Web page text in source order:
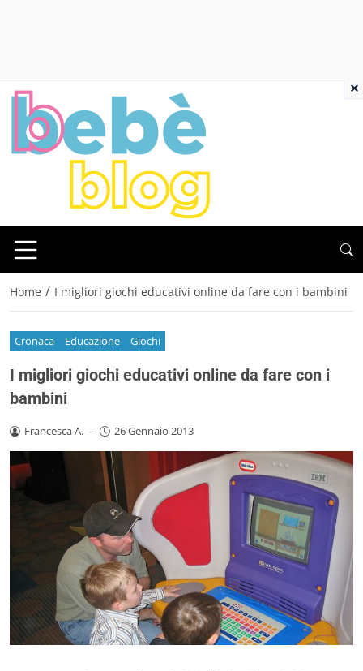
Home / I migliori giochi educativi online da fare con i bambini
Cronaca Educazione Giochi
I migliori giochi educativi online da fare con i
bambini
Francesca A. - 26 Gennaio 2013
×